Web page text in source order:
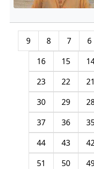
6
7
8
9
15
16
21
22
23
29
30
36
37
43
44
50
51